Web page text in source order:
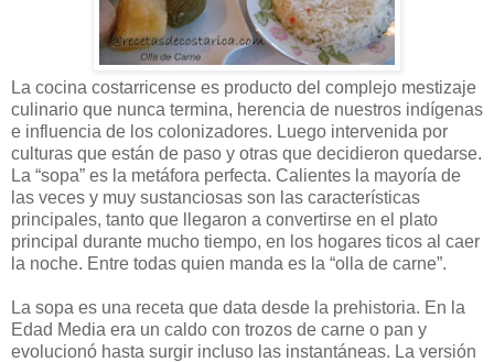
La cocina costarricense es producto del complejo mestizaje
culinario que nunca termina, herencia de nuestros indígenas
e influencia de los colonizadores. Luego intervenida por
culturas que están de paso y otras que decidieron quedarse.
La “sopa” es la metáfora perfecta. Calientes la mayoría de
las veces y muy sustanciosas son las características
principales, tanto que llegaron a convertirse en el plato
principal durante mucho tiempo, en los hogares ticos al caer
la noche. Entre todas quien manda es la “olla de carne”.
La sopa es una receta que data desde la prehistoria. En la
Edad Media era un caldo con trozos de carne o pan y
evolucionó hasta surgir incluso las instantáneas. La versión